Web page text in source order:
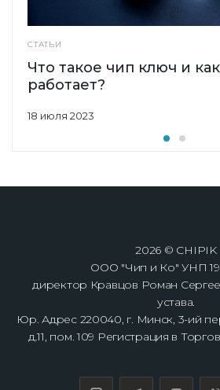
СТАТЬИ
18 июля 2023
Что такое чип ключ и
работает?
2026 © CHIPIK
ООО "Чип и Ко" УНП
директор Кравцов Роман
устава.
Юр. Адрес 220040, г. Минск, 3-ий
д.11, пом. 109 Регистрация в